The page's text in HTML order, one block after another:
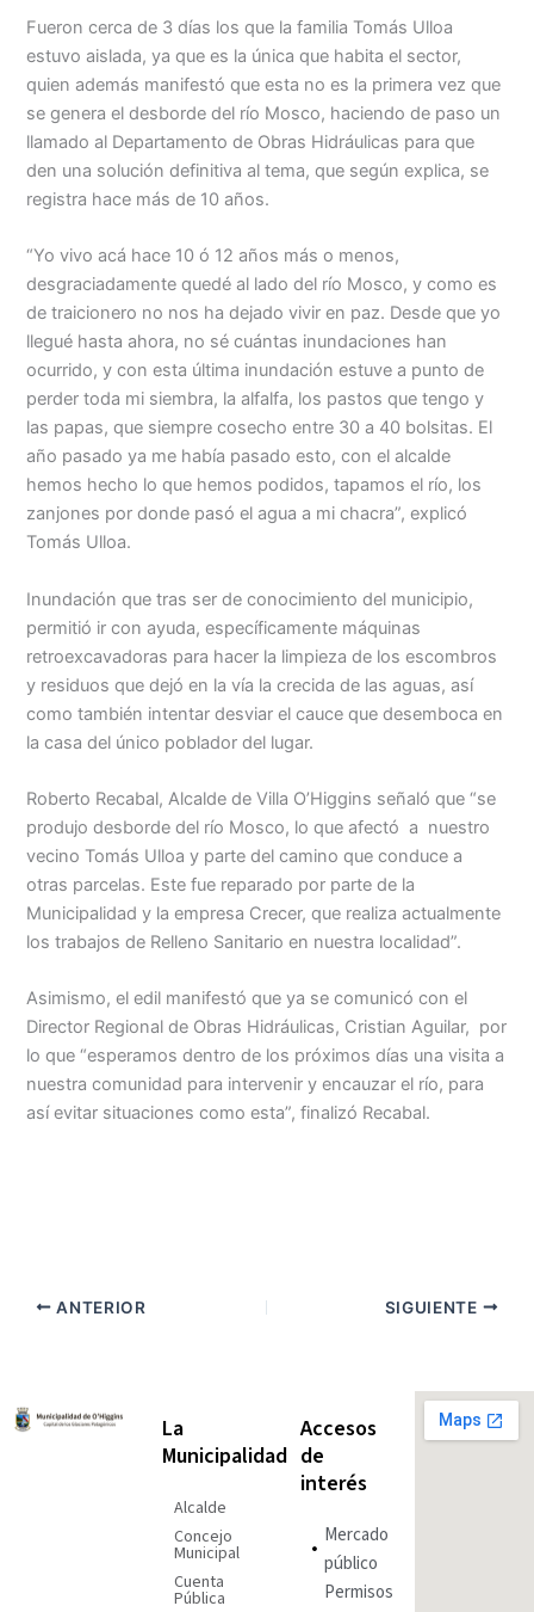
Fueron cerca de 3 días los que la familia Tomás Ulloa
estuvo aislada, ya que es la única que habita el sector,
quien además manifestó que esta no es la primera vez que
se genera el desborde del río Mosco, haciendo de paso un
llamado al Departamento de Obras Hidráulicas para que
den una solución definitiva al tema, que según explica, se
registra hace más de 10 años.
“Yo vivo acá hace 10 ó 12 años más o menos,
desgraciadamente quedé al lado del río Mosco, y como es
de traicionero no nos ha dejado vivir en paz. Desde que yo
llegué hasta ahora, no sé cuántas inundaciones han
ocurrido, y con esta última inundación estuve a punto de
perder toda mi siembra, la alfalfa, los pastos que tengo y
las papas, que siempre cosecho entre 30 a 40 bolsitas. El
año pasado ya me había pasado esto, con el alcalde
hemos hecho lo que hemos podidos, tapamos el río, los
zanjones por donde pasó el agua a mi chacra”, explicó
Tomás Ulloa.
Inundación que tras ser de conocimiento del municipio,
permitió ir con ayuda, específicamente máquinas
retroexcavadoras para hacer la limpieza de los escombros
y residuos que dejó en la vía la crecida de las aguas, así
como también intentar desviar el cauce que desemboca en
la casa del único poblador del lugar.
Roberto Recabal, Alcalde de Villa O’Higgins señaló que “se
produjo desborde del río Mosco, lo que afectó a nuestro
vecino Tomás Ulloa y parte del camino que conduce a
otras parcelas. Este fue reparado por parte de la
Municipalidad y la empresa Crecer, que realiza actualmente
los trabajos de Relleno Sanitario en nuestra localidad”.
Asimismo, el edil manifestó que ya se comunicó con el
Director Regional de Obras Hidráulicas, Cristian Aguilar, por
lo que “esperamos dentro de los próximos días una visita a
nuestra comunidad para intervenir y encauzar el río, para
así evitar situaciones como esta”, finalizó Recabal.
ANTERIOR SIGUIENTE
La
Municipalidad
Alcalde
Concejo
Municipal
Cuenta
Pública
Accesos
de
interés
Mercado
público
Permisos